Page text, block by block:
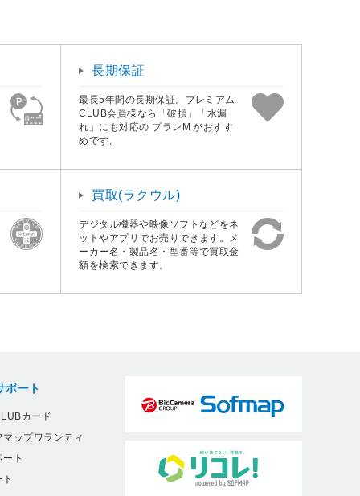
長期保証
最長5年間の長期保証。プレミアム
CLUB会員様なら「破損」「水漏
れ」にも対応の プランM がおすす
めです。
買取(ラクウル)
デジタル機器や映像ソフトなどをネ
ットやアプリでお売りできます。メ
ーカー名・製品名・型番等で買取金
額を検索できます。
ポート
カード
ップワランティ
ト